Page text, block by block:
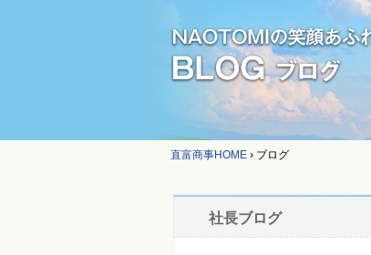
直富商事HOME › ブログ
社長ブログ